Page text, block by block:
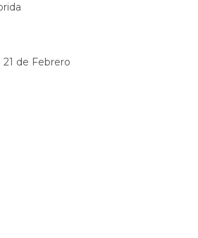
21 de Febrero